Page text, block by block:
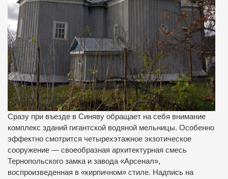
Сразу при въезде в Синяву обращает на себя внимание
комплекс зданий гигантской водяной мельницы. Особенно
эффектно смотрится четырехэтажное экзотическое
сооружение — своеобразная архитектурная смесь
Тернопольского замка и завода «Арсенал»,
воспроизведенная в «кирпичном» стиле. Надпись на